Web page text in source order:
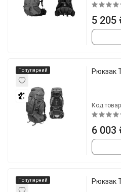
5 205
Популярний
3
Рюкзак
Код
6 003
Популярний Рюкзак